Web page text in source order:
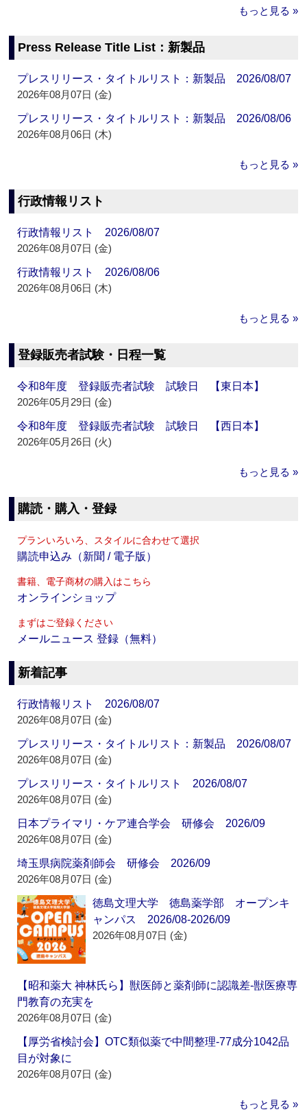
もっと見る »
Press Release Title List：新製品
プレスリリース・タイトルリスト：新製品 2026/08/07
2026年08月07日 (金)
プレスリリース・タイトルリスト：新製品 2026/08/06
2026年08月06日 (木)
もっと見る »
行政情報リスト
行政情報リスト 2026/08/07
2026年08月07日 (金)
行政情報リスト 2026/08/06
2026年08月06日 (木)
もっと見る »
登録販売者試験・日程一覧
令和8年度 登録販売者試験 試験日 【東日本】
2026年05月29日 (金)
令和8年度 登録販売者試験 試験日 【西日本】
2026年05月26日 (火)
もっと見る »
購読・購入・登録
プランいろいろ、スタイルに合わせて選択
購読申込み（新聞 / 電子版）
書籍、電子商材の購入はこちら
オンラインショップ
まずはご登録ください
メールニュース 登録（無料）
新着記事
行政情報リスト 2026/08/07
2026年08月07日 (金)
プレスリリース・タイトルリスト：新製品 2026/08/07
2026年08月07日 (金)
プレスリリース・タイトルリスト 2026/08/07
2026年08月07日 (金)
日本プライマリ・ケア連合学会 研修会 2026/09
2026年08月07日 (金)
埼玉県病院薬剤師会 研修会 2026/09
2026年08月07日 (金)
徳島文理大学 徳島薬学部 オープンキ
ャンパス 2026/08-2026/09
2026年08月07日 (金)
【昭和薬大 神林氏ら】獣医師と薬剤師に認識差‐獣医療専
門教育の充実を
2026年08月07日 (金)
【厚労省検討会】OTC類似薬で中間整理‐77成分1042品
目が対象に
2026年08月07日 (金)
もっと見る »